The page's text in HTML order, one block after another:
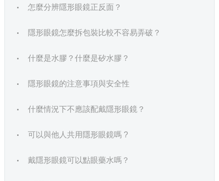
怎麼分辨隱形眼鏡正反面？
隱形眼鏡怎麼拆包裝比較不容易弄破？
什麼是水膠？什麼是矽水膠？
隱形眼鏡的注意事項與安全性
什麼情況下不應該配戴隱形眼鏡？
可以與他人共用隱形眼鏡嗎 ?
戴隱形眼鏡可以點眼藥水嗎？